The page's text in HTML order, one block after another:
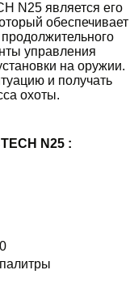
N25 является его
обеспечивает
управления
на оружии.
и получать
охоты.
N25 :